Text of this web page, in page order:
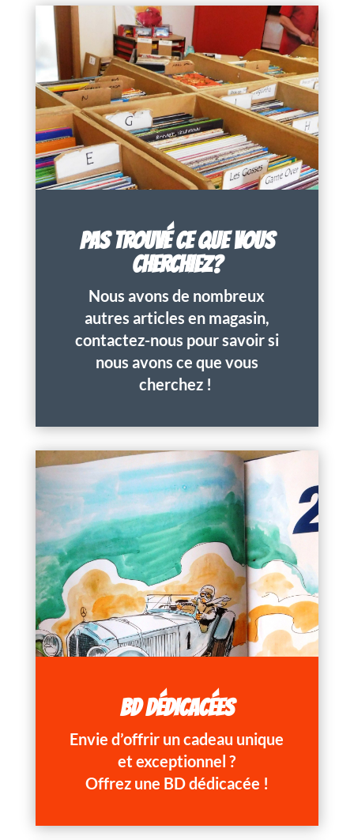
PAS TROUVÉ CE QUE VOUS
CHERCHIEZ?
Nous avons de nombreux
autres articles en magasin,
contactez-nous pour savoir si
nous avons ce que vous
cherchez !
BD DÉDICACÉES
Envie d’offrir un cadeau unique
et exceptionnel ?
Offrez une BD dédicacée !